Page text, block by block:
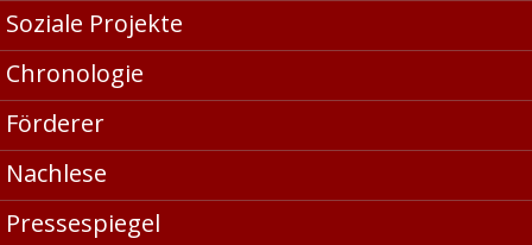
Soziale Projekte
Chronologie
Förderer
Nachlese
Pressespiegel
wissen nicht, was sie tun“, der 1955er Kultfilm thematisierte
erstmals die tiefen Gräben in Gesellschaft und Familie der USA
des Puritanismus. Vor diesem gesellschaftspolitischen
Hintergrund wurde der Schriftsteller William S. Burroughs, ein
zum Identifikationssymbol einer Jugendkultur, die sich gegen
Krieg, Konsumgesellschaft und konventionelle Lebensformen